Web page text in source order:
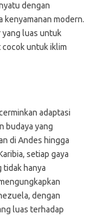
dengan
kenyamanan modern.
yang luas untuk
cocok untuk iklim
adaptasi
budaya yang
di Andes hingga
setiap gaya
tidak hanya
dengan
luas terhadap